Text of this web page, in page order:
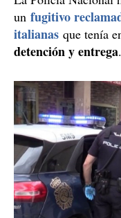
un fugitivo
italianas que tenía
detención y entrega.